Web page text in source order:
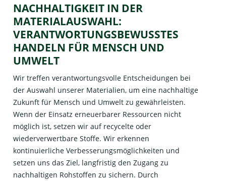
NACHHALTIGKEIT IN DER
MATERIALAUSWAHL:
VERANTWORTUNGSBEWUSSTES
HANDELN FÜR MENSCH UND
UMWELT
Wir treffen verantwortungsvolle Entscheidungen bei
der Auswahl unserer Materialien, um eine nachhaltige
Zukunft für Mensch und Umwelt zu gewährleisten.
Wenn der Einsatz erneuerbarer Ressourcen nicht
möglich ist, setzen wir auf recycelte oder
wiederverwertbare Stoffe. Wir erkennen
kontinuierliche Verbesserungsmöglichkeiten und
setzen uns das Ziel, langfristig den Zugang zu
nachhaltigen Rohstoffen zu sichern. Durch